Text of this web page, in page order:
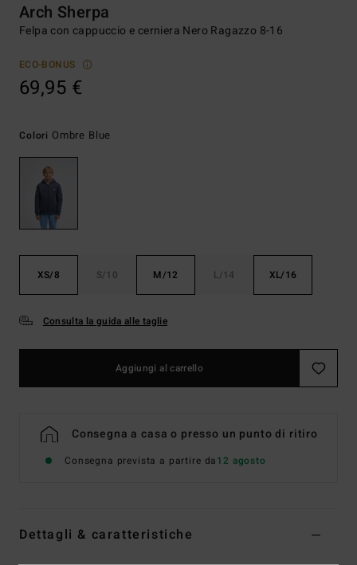
Arch Sherpa
Felpa con cappuccio e cerniera Nero Ragazzo 8-16
ECO-BONUS
69,95 €
Colori Ombre Blue
XS/8 S/10 M/12 L/14 XL/16
Consulta la guida alle taglie
Aggiungi al carrello
Consegna a casa o presso un punto di ritiro
Consegna prevista a partire da12 agosto
Dettagli & caratteristiche